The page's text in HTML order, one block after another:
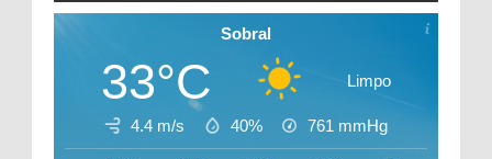
Sobral
33°C Limpo
4.4 m/s 40% 761 mmHg